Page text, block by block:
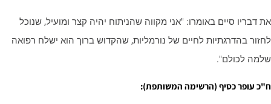
דבריו סיים באומרו: "אני מקווה שהניתוח יהיה קצר ומועיל, שנוכל
בהדרגתיות לחיים של נורמליות, שהקדוש ברוך הוא ישלח רפואה
לכולם".
עופר כסיף (הרשימה המשותפת):